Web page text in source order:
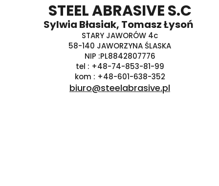
STEEL ABRASIVE S.C
Sylwia Błasiak, Tomasz Łysoń
STARY JAWORÓW 4c
58-140 JAWORZYNA ŚLASKA
NIP :PL8842807776
tel : +48-74-853-81-99
kom : +48-601-638-352
biuro@steelabrasive.pl